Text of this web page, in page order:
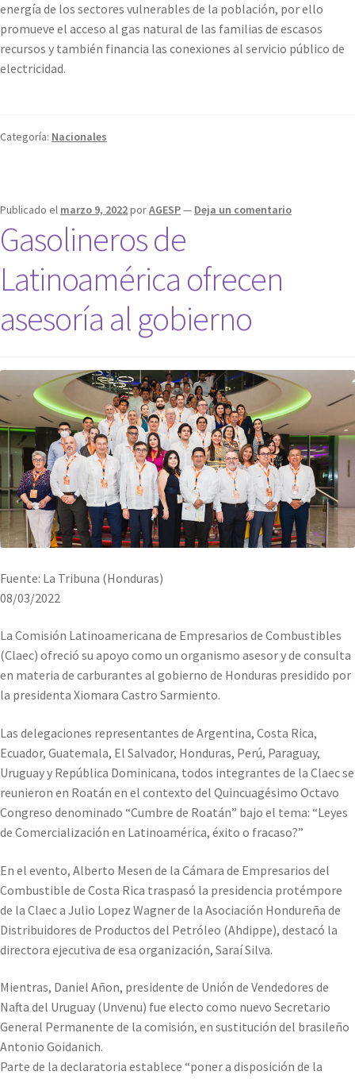
energía de los sectores vulnerables de la población, por ello
promueve el acceso al gas natural de las familias de escasos
recursos y también financia las conexiones al servicio público de
electricidad.
Categoría: Nacionales
Publicado el marzo 9, 2022porAGESP— Deja un comentario
Gasolineros de
Latinoamérica ofrecen
asesoría al gobierno
Fuente: La Tribuna (Honduras)
08/03/2022
La Comisión Latinoamericana de Empresarios de Combustibles
(Claec) ofreció su apoyo como un organismo asesor y de consulta
en materia de carburantes al gobierno de Honduras presidido por
la presidenta Xiomara Castro Sarmiento.
Las delegaciones representantes de Argentina, Costa Rica,
Ecuador, Guatemala, El Salvador, Honduras, Perú, Paraguay,
Uruguay y República Dominicana, todos integrantes de la Claec se
reunieron en Roatán en el contexto del Quincuagésimo Octavo
Congreso denominado “Cumbre de Roatán” bajo el tema: “Leyes
de Comercialización en Latinoamérica, éxito o fracaso?”
En el evento, Alberto Mesen de la Cámara de Empresarios del
Combustible de Costa Rica traspasó la presidencia protémpore
de la Claec a Julio Lopez Wagner de la Asociación Hondureña de
Distribuidores de Productos del Petróleo (Ahdippe), destacó la
directora ejecutiva de esa organización, Saraí Silva.
Mientras, Daniel Añon, presidente de Unión de Vendedores de
Nafta del Uruguay (Unvenu) fue electo como nuevo Secretario
General Permanente de la comisión, en sustitución del brasileño
Antonio Goidanich.
Parte de la declaratoria establece “poner a disposición de la